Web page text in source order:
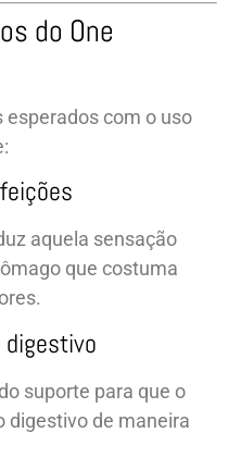
do One
esperados com o uso
aquela sensação
que costuma
suporte para que o
digestivo de maneira